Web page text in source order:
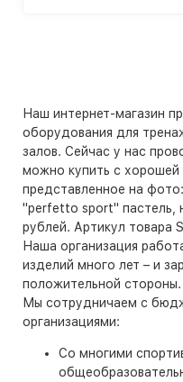
Наш интернет-магазин
оборудования для
залов. Сейчас у нас
можно купить с хорошей
представленное на
"perfetto sport" пастель,
рублей. Артикул товара
Наша организация
изделий много лет – и
положительной стороны.
Мы сотрудничаем с
организациями:
Со многими